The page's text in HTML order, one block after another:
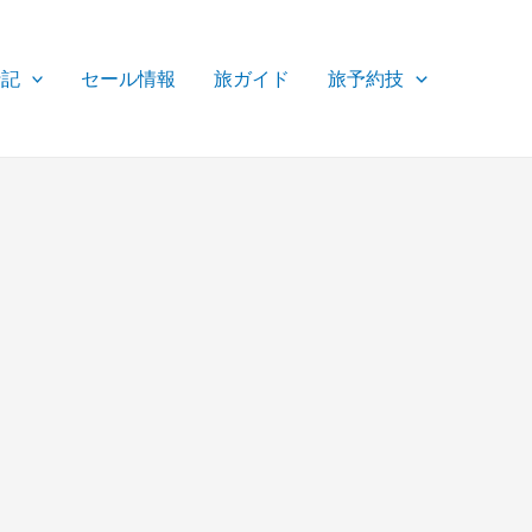
セール情報 旅ガイド 旅予約技